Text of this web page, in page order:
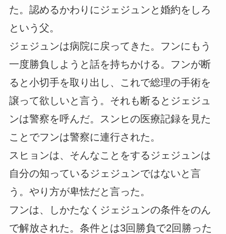
た。認めるかわりにジェジュンと婚約をしろ
という父。
ジェジュンは病院に戻ってきた。フンにもう
一度勝負しようと話を持ちかける。フンが断
ると小切手を取り出し、これで総理の手術を
譲って欲しいと言う。それも断るとジェジュ
ンは警察を呼んだ。スンヒの医療記録を見た
ことでフンは警察に連行された。
スヒョンは、そんなことをするジェジュンは
自分の知っているジェジュンではないと言
う。やり方が卑怯だと言った。
フンは、しかたなくジェジュンの条件をのん
で解放された。条件とは3回勝負で2回勝った